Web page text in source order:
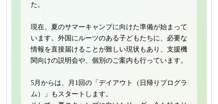
た。
現在、夏のサマーキャンプに向けた準備が始まって
います。外国にルーツのある子どもたちに、必要な
情報を直接届けることが難しい現状もあり、支援機
関向けの説明会や、個別のご案内も行っています。
5月からは、月1回の「デイアウト（日帰りプログラ
ム）」もスタートします。